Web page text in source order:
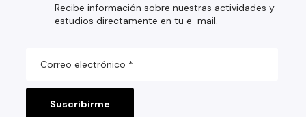
Recibe información sobre nuestras actividades y
estudios directamente en tu e-mail.